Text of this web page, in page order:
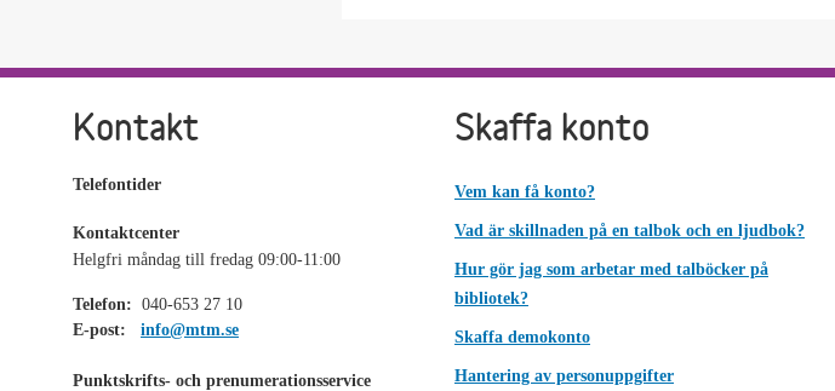
Kontakt
Telefontider
Kontaktcenter
Helgfri måndag till fredag 09:00-11:00
Telefon: 040-653 27 10
E-post:
info@mtm.se
Punktskrifts- och prenumerationsservice
Skaffa konto
Vem kan få konto?
Vad är skillnaden på en talbok och en ljudbok?
Hur gör jag som arbetar med talböcker på
bibliotek?
Skaffa demokonto
Hantering av personuppgifter